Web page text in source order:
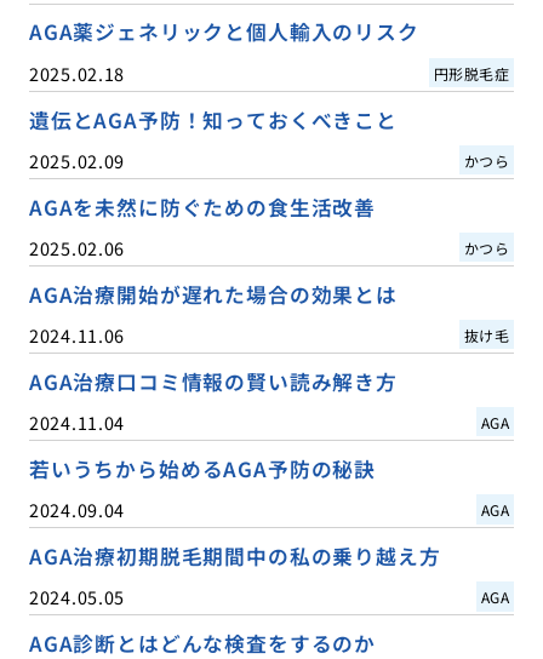
AGA薬ジェネリックと個人輸入のリスク
2025.02.18 円形脱毛症
遺伝とAGA予防！知っておくべきこと
2025.02.09 かつら
AGAを未然に防ぐための食生活改善
2025.02.06 かつら
AGA治療開始が遅れた場合の効果とは
2024.11.06 抜け毛
AGA治療口コミ情報の賢い読み解き方
2024.11.04 AGA
若いうちから始めるAGA予防の秘訣
2024.09.04 AGA
AGA治療初期脱毛期間中の私の乗り越え方
2024.05.05 AGA
AGA診断とはどんな検査をするのか